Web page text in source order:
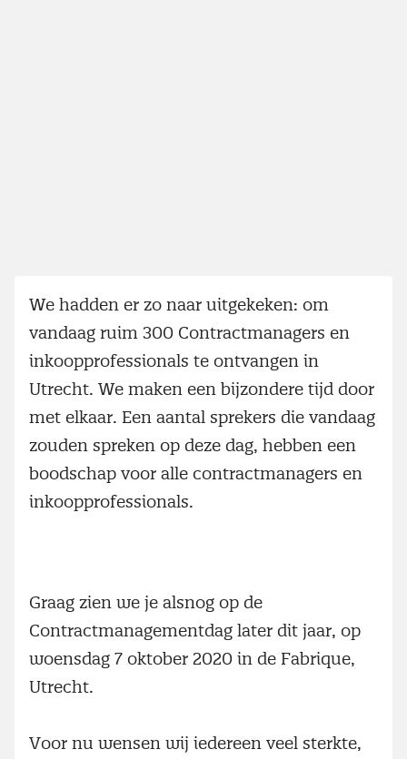
We hadden er zo naar uitgekeken: om
vandaag ruim 300 Contractmanagers en
inkoopprofessionals te ontvangen in
Utrecht. We maken een bijzondere tijd door
met elkaar. Een aantal sprekers die vandaag
zouden spreken op deze dag, hebben een
boodschap voor alle contractmanagers en
inkoopprofessionals.
Graag zien we je alsnog op de
Contractmanagementdag later dit jaar, op
woensdag 7 oktober 2020 in de Fabrique,
Utrecht.
Voor nu wensen wij iedereen veel sterkte,